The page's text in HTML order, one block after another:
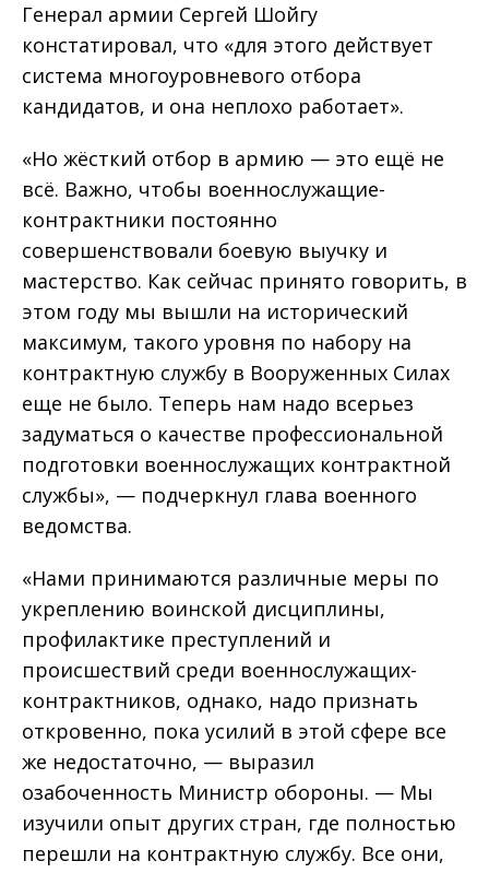
Генерал армии Сергей Шойгу
констатировал, что «для этого действует
система многоуровневого отбора
кандидатов, и она неплохо работает».
«Но жёсткий отбор в армию — это ещё не
всё. Важно, чтобы военнослужащие-
контрактники постоянно
совершенствовали боевую выучку и
мастерство. Как сейчас принято говорить, в
этом году мы вышли на исторический
максимум, такого уровня по набору на
контрактную службу в Вооруженных Силах
еще не было. Теперь нам надо всерьез
задуматься о качестве профессиональной
подготовки военнослужащих контрактной
службы», — подчеркнул глава военного
ведомства.
«Нами принимаются различные меры по
укреплению воинской дисциплины,
профилактике преступлений и
происшествий среди военнослужащих-
контрактников, однако, надо признать
откровенно, пока усилий в этой сфере все
же недостаточно, — выразил
озабоченность Министр обороны. — Мы
изучили опыт других стран, где полностью
перешли на контрактную службу. Все они,